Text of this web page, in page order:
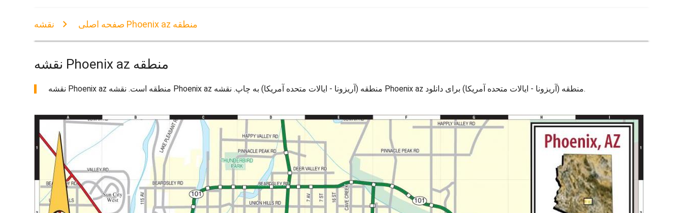
صفحه اصلی نقشه Phoenix az منطقه
نقشه Phoenix az منطقه
نقشه Phoenix az منطقه است. نقشه Phoenix az منطقه (آریزونا - ایالات متحده آمریکا) به چاپ. نقشه Phoenix az منطقه (آریزونا - ایالات متحده آمریکا) برای دانلود.